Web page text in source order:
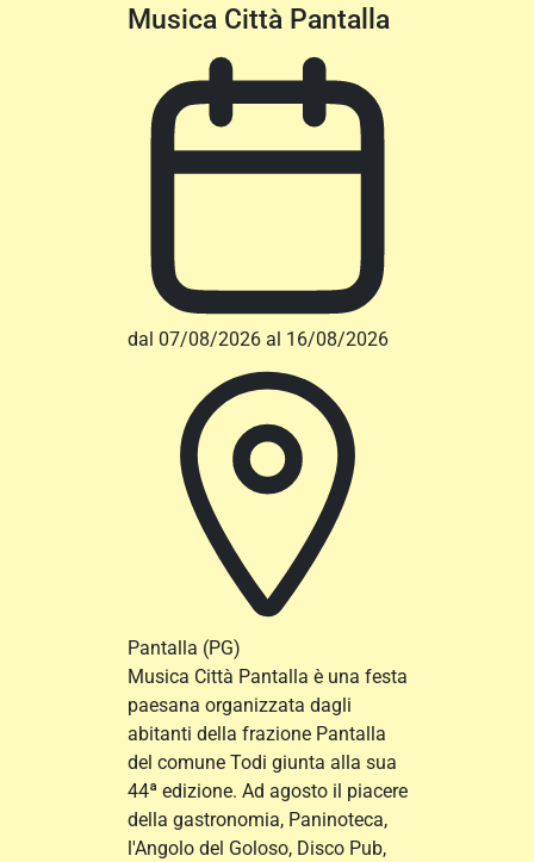
Musica Città Pantalla
dal 07/08/2026 al 16/08/2026
Pantalla (PG)
Musica Città Pantalla è una festa
paesana organizzata dagli
abitanti della frazione Pantalla
del comune Todi giunta alla sua
44ª edizione. Ad agosto il piacere
della gastronomia, Paninoteca,
l'Angolo del Goloso, Disco Pub,